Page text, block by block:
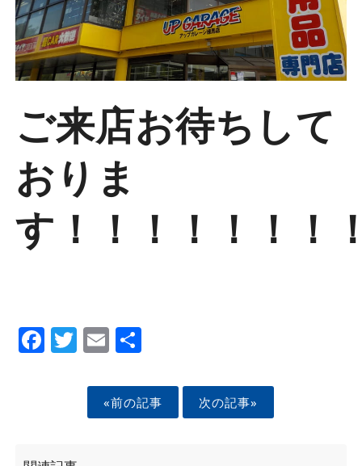
ご来店お待ちして
おりま
す！！！！！！！
Facebook
Twitter
EmailShare
«前の記事 次の記事»